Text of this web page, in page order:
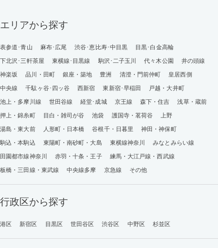
エリアから探す
表参道･青山 麻布･広尾 渋谷･恵比寿･中目黒
目黒･白金高輪
下北沢･三軒茶屋
東横線･目黒線 駒沢･二子玉川 代々木公園
井の頭線
神楽坂
品川・田町 銀座・築地 豊洲 清澄・門前仲町
皇居西側
中央線
千駄ヶ谷･四ッ谷 西新宿 東新宿･早稲田
戸越・大井町
池上・多摩川線
世田谷線 経堂･成城 京王線 森下・住吉
浅草・蔵前
押上・錦糸町
目白・雑司が谷 池袋 護国寺・茗荷谷
上野
湯島・東大前
人形町・日本橋 谷根千・日暮里
神田・神保町
駒込・本駒込
東陽町・南砂町・大島 東横線神奈川
みなとみらい線
田園都市線神奈川
赤羽・十条・王子
練馬・大江戸線・西武線
板橋・三田線・東武線
中央線多摩 京急線 その他
行政区から探す
港区 新宿区 目黒区 世田谷区 渋谷区 中野区 杉並区